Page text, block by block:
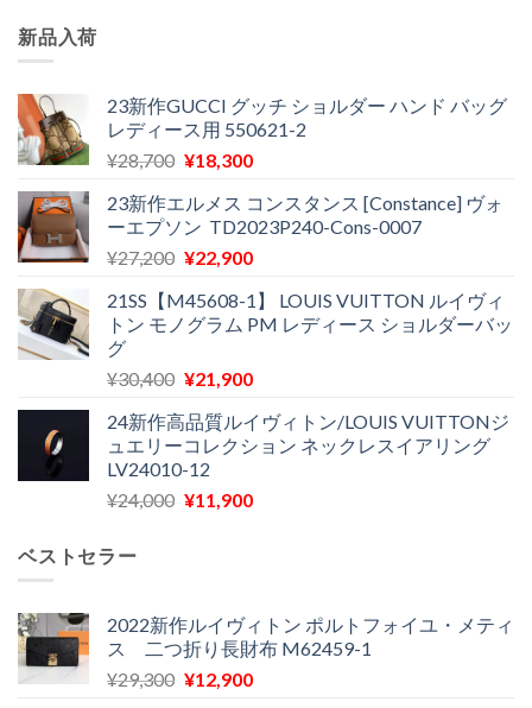
新品入荷
23新作GUCCI グッチ ショルダー ハンド バッグ
レディース用 550621-2
¥28,700 元
価
格
は
で
し
¥18,300現
の
価
格
¥18,300
で
23新作エルメス コンスタンス [Constance] ヴォ
ーエプソン TD2023P240-Cons-0007
¥27,200 元
価
格
¥27,200
し
た。
¥22,900現
の
価
は
で
す。
21SS【M45608-1】 LOUIS VUITTON ルイヴィ
トン モノグラム PM レディース ショルダーバッ
グ
¥30,400 元
価
格
は
¥30,400
¥21,900現
の
価
は
24新作高品質ルイヴィトン/LOUIS VUITTONジ
ュエリーコレクション ネックレスイアリング
LV24010-12
¥24,000 元
¥24,000
で
し
¥11,900現
は
¥11,900
で
ベストセラー
2022新作ルイヴィトン ポルトフォイユ・メティ
ス 二つ折り長財布 M62459-1
¥29,300 元
¥12,900現